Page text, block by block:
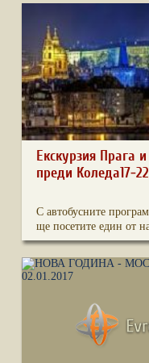
Екскурзия Прага
преди Коледа17-
С автобусните
ще посетите един от